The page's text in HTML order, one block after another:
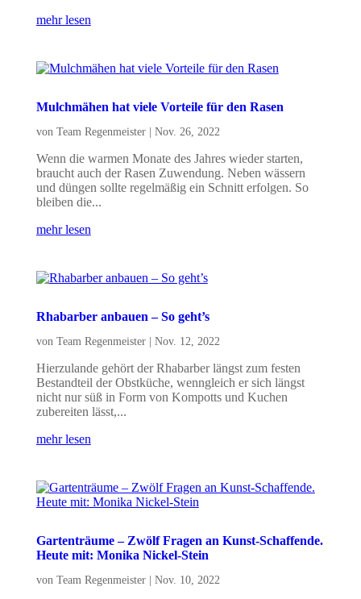
mehr lesen
Mulchmähen hat viele Vorteile für den Rasen
von Team Regenmeister| Nov. 26, 2022
Wenn die warmen Monate des Jahres wieder starten,
braucht auch der Rasen Zuwendung. Neben wässern
und düngen sollte regelmäßig ein Schnitt erfolgen. So
bleiben die...
mehr lesen
Rhabarber anbauen – So geht’s
von Team Regenmeister| Nov. 12, 2022
Hierzulande gehört der Rhabarber längst zum festen
Bestandteil der Obstküche, wenngleich er sich längst
nicht nur süß in Form von Kompotts und Kuchen
zubereiten lässt,...
mehr lesen
Gartenträume – Zwölf Fragen an Kunst-Schaffende.
Heute mit: Monika Nickel-Stein
von Team Regenmeister| Nov. 10, 2022